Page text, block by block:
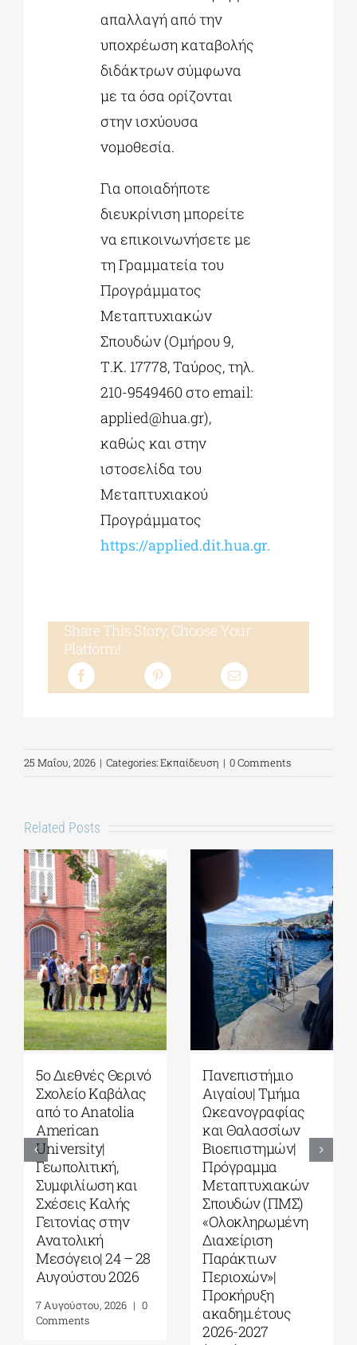
απαλλαγή από την
υποχρέωση καταβολής
διδάκτρων σύμφωνα
με τα όσα ορίζονται
στην ισχύουσα
νομοθεσία.
Για οποιαδήποτε
διευκρίνιση μπορείτε
να επικοινωνήσετε με
τη Γραμματεία του
Προγράμματος
Μεταπτυχιακών
Σπουδών (Ομήρου 9,
Τ.Κ. 17778, Ταύρος, τηλ.
210-9549460 στο email:
applied@hua.gr),
καθώς και στην
ιστοσελίδα του
Μεταπτυχιακού
Προγράμματος
https://applied.dit.hua.gr.
Share This Story, Choose Your
Platform!
25 Μαΐου, 2026 | Categories:Εκπαίδευση | 0 Comments
Related Posts
5ο Διεθνές Θερινό
Σχολείο Καβάλας
από το Αnatolia
American
University|
Γεωπολιτική,
Συμφιλίωση και
Σχέσεις Καλής
Γειτονίας στην
Ανατολική
Μεσόγειο| 24 – 28
Αυγούστου 2026
7 Αυγούστου, 2026 | 0
Comments
Πανεπιστήμιο
Αιγαίου| Τμήμα
Ωκεανογραφίας
και Θαλασσίων
Βιοεπιστημών|
Πρόγραμμα
Μεταπτυχιακών
Σπουδών (ΠΜΣ)
«Ολοκληρωμένη
Διαχείριση
Παράκτιων
Περιοχών»|
Προκήρυξη
ακαδημ.έτους
2026-2027